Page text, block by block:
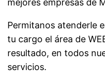
mejores empresas de
Permitanos atenderle
tu cargo el área de
resultado, en todos
servicios.